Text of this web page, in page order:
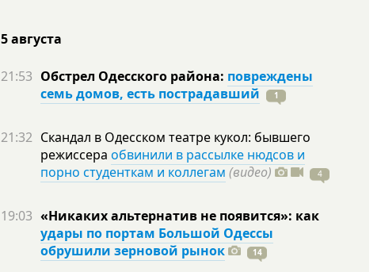
5 августа
21:53 Обстрел Одесского района: повреждены
семь домов, есть пострадавший
1
21:32 Скандал в Одесском театре кукол: бывшего
режиссера обвинили в рассылке нюдсов и
порно студенткам и коллегам (видео) 4
19:03 «Никаких альтернатив не появится»: как
удары по портам Большой Одессы
обрушили зерновой рынок
14